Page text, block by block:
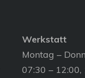
Werkstatt
Montag –
07:30 –